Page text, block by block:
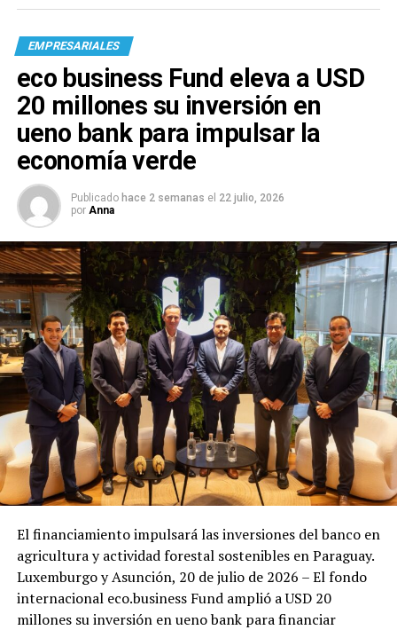
EMPRESARIALES
eco business Fund eleva a USD
20 millones su inversión en
ueno bank para impulsar la
economía verde
Publicado hace 2 semanas el 22 julio, 2026
por Anna
El financiamiento impulsará las inversiones del banco en
agricultura y actividad forestal sostenibles en Paraguay.
Luxemburgo y Asunción, 20 de julio de 2026 – El fondo
internacional eco.business Fund amplió a USD 20
millones su inversión en ueno bank para financiar